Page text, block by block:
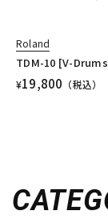
中古
Roland
TDM-10 [V-
¥19,800 （税込）